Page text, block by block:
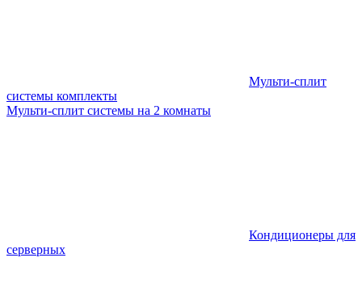
Мульти-сплит
системы комплекты
Мульти-сплит системы на 2 комнаты
Кондиционеры для
серверных